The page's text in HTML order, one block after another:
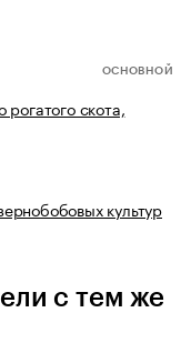
ОСНОВНОЙ
рогатого скота,
культур
с тем же